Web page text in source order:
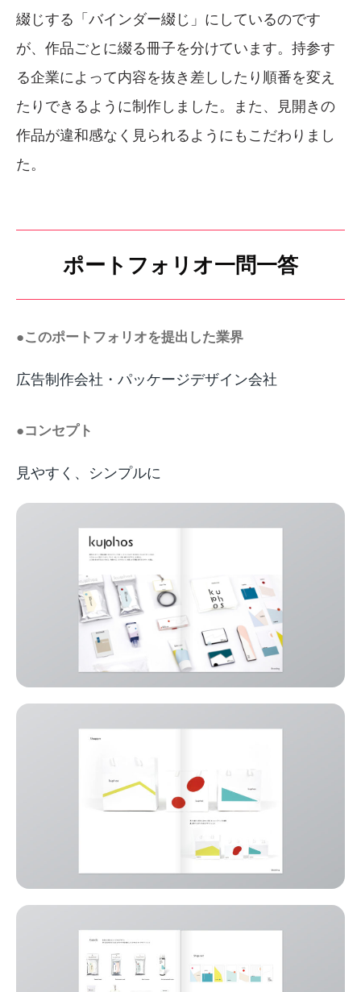
綴じする「バインダー綴じ」にしているのです
が、作品ごとに綴る冊子を分けています。持参す
る企業によって内容を抜き差ししたり順番を変え
たりできるように制作しました。また、見開きの
作品が違和感なく見られるようにもこだわりまし
た。
ポートフォリオ一問一答
●このポートフォリオを提出した業界
広告制作会社・パッケージデザイン会社
●コンセプト
見やすく、シンプルに